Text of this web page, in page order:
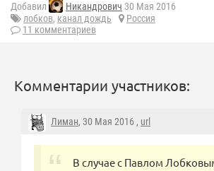
Добавил Никандрович 30 Мая 2016
лобков, канал дождь
Россия
11 комментариев
Комментарии участников:
Лиман, 30 Мая 2016 , url
В случае с Павлом